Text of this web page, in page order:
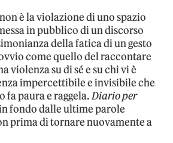
non è la violazione di uno spazio
in pubblico di un discorso
della fatica di un gesto
come quello del raccontare
violenza su di sé e su chi vi è
impercettibile e invisibile che
fa paura e raggela.Diario per
fondo dalle ultime parole
prima di tornare nuovamente a